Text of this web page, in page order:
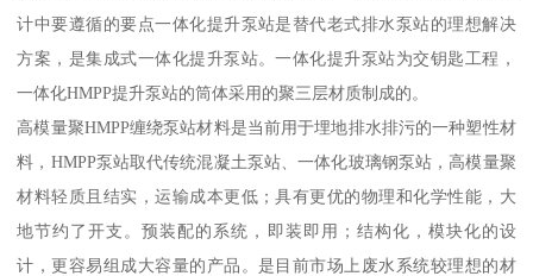
计中要遵循的要点一体化提升泵站是替代老式排水泵站的理想解决
方案，是集成式一体化提升泵站。一体化提升泵站为交钥匙工程，
一体化HMPP提升泵站的筒体采用的聚三层材质制成的。
高模量聚HMPP缠绕泵站材料是当前用于埋地排水排污的一种塑性材
料，HMPP泵站取代传统混凝土泵站、一体化玻璃钢泵站，高模量聚
材料轻质且结实，运输成本更低；具有更优的物理和化学性能，大
地节约了开支。预装配的系统，即装即用；结构化，模块化的设
计，更容易组成大容量的产品。是目前市场上废水系统较理想的材